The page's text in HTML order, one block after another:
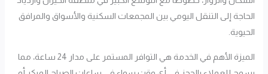
الحاجة إلى التنقل اليومي بين المجمعات السكنية والأسواق والمرافق
الحيوية.
الميزة الأهم في الخدمة هي التوافر المستمر على مدار 24 ساعة، مما